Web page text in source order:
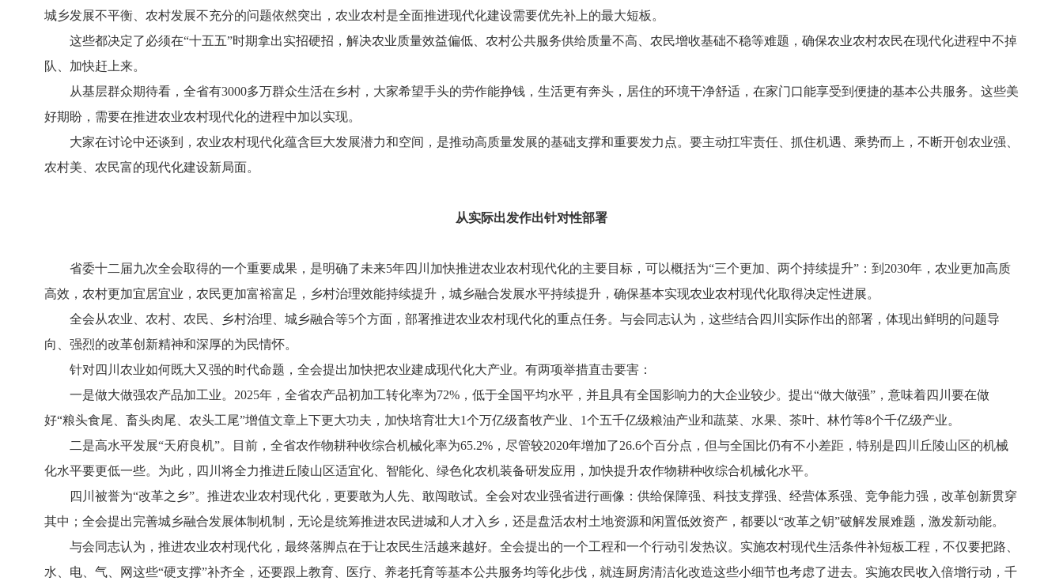
城乡发展不平衡、农村发展不充分的问题依然突出，农业农村是全面推进现代化建设需要优先补上的最大短板。
这些都决定了必须在“十五五”时期拿出实招硬招，解决农业质量效益偏低、农村公共服务供给质量不高、农民增收基础不稳等难题，确保农业农村农民在现代化进程中不掉
队、加快赶上来。
从基层群众期待看，全省有3000多万群众生活在乡村，大家希望手头的劳作能挣钱，生活更有奔头，居住的环境干净舒适，在家门口能享受到便捷的基本公共服务。这些美
好期盼，需要在推进农业农村现代化的进程中加以实现。
大家在讨论中还谈到，农业农村现代化蕴含巨大发展潜力和空间，是推动高质量发展的基础支撑和重要发力点。要主动扛牢责任、抓住机遇、乘势而上，不断开创农业强、
农村美、农民富的现代化建设新局面。
从实际出发作出针对性部署
省委十二届九次全会取得的一个重要成果，是明确了未来5年四川加快推进农业农村现代化的主要目标，可以概括为“三个更加、两个持续提升”：到2030年，农业更加高质
高效，农村更加宜居宜业，农民更加富裕富足，乡村治理效能持续提升，城乡融合发展水平持续提升，确保基本实现农业农村现代化取得决定性进展。
全会从农业、农村、农民、乡村治理、城乡融合等5个方面，部署推进农业农村现代化的重点任务。与会同志认为，这些结合四川实际作出的部署，体现出鲜明的问题导
向、强烈的改革创新精神和深厚的为民情怀。
针对四川农业如何既大又强的时代命题，全会提出加快把农业建成现代化大产业。有两项举措直击要害：
一是做大做强农产品加工业。2025年，全省农产品初加工转化率为72%，低于全国平均水平，并且具有全国影响力的大企业较少。提出“做大做强”，意味着四川要在做
好“粮头食尾、畜头肉尾、农头工尾”增值文章上下更大功夫，加快培育壮大1个万亿级畜牧产业、1个五千亿级粮油产业和蔬菜、水果、茶叶、林竹等8个千亿级产业。
二是高水平发展“天府良机”。目前，全省农作物耕种收综合机械化率为65.2%，尽管较2020年增加了26.6个百分点，但与全国比仍有不小差距，特别是四川丘陵山区的机械
化水平要更低一些。为此，四川将全力推进丘陵山区适宜化、智能化、绿色化农机装备研发应用，加快提升农作物耕种收综合机械化水平。
四川被誉为“改革之乡”。推进农业农村现代化，更要敢为人先、敢闯敢试。全会对农业强省进行画像：供给保障强、科技支撑强、经营体系强、竞争能力强，改革创新贯穿
其中；全会提出完善城乡融合发展体制机制，无论是统筹推进农民进城和人才入乡，还是盘活农村土地资源和闲置低效资产，都要以“改革之钥”破解发展难题，激发新动能。
与会同志认为，推进农业农村现代化，最终落脚点在于让农民生活越来越好。全会提出的一个工程和一个行动引发热议。实施农村现代生活条件补短板工程，不仅要把路、
水、电、气、网这些“硬支撑”补齐全，还要跟上教育、医疗、养老托育等基本公共服务均等化步伐，就连厨房清洁化改造这些小细节也考虑了进去。实施农民收入倍增行动，千